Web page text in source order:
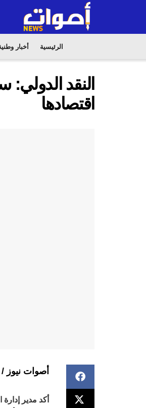
الرئيسية أخبار
النقد
اقتصادها
أصوات نيوز /
أكد مدير